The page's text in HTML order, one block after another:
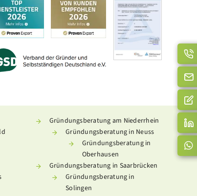
Gründungsberatung am Niederrhein
Gründungsberatung in Neuss
Gründungsberatung in
Oberhausen
Gründungsberatung in Saarbrücken
Gründungsberatung in
Solingen